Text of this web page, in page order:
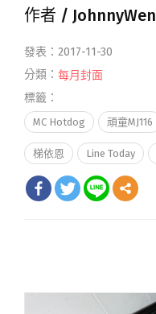
作者 / JohnnyWen
發表：2017-11-30
分類： 每月封面
標籤：
MC Hotdog 頑童MJ116
梯依恩 Line Today